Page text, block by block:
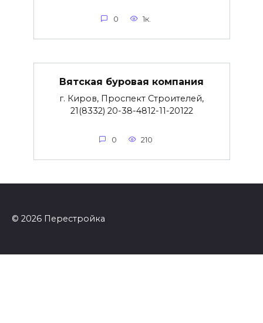
0 1к.
Вятская буровая компания
г. Киров, Проспект Строителей,
21(8332) 20-38-4812-11-20122
0 210
© 2026 Перестройка